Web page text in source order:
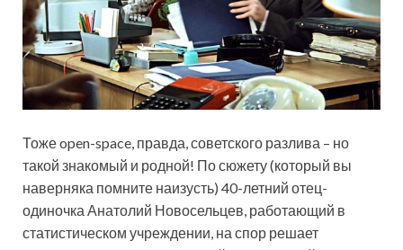
Тоже open-space, правда, советского разлива – но
такой знакомый и родной! По сюжету (который вы
наверняка помните наизусть) 40-летний отец-
одиночка Анатолий Новосельцев, работающий в
статистическом учреждении, на спор решает